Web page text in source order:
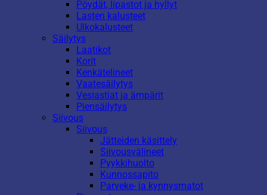
Pöydät, lipastot ja hyllyt
Lasten kalusteet
Ulkokalusteet
Säilytys
Laatikot
Korit
Kenkätelineet
Vaatesäilytys
Vesiastiat ja ämpärit
Piensäilytys
Siivous
Siivous
Jätteiden käsittely
Siivousvälineet
Pyykkihuolto
Kunnossapito
Parveke- ja kynnysmatot